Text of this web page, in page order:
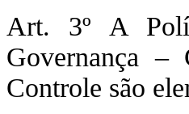
Art. 3º A
Governança –
Controle são